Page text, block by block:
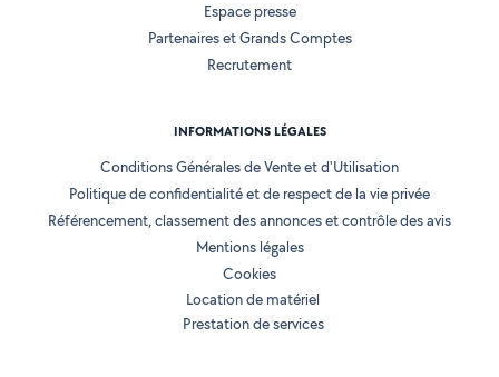
Espace presse
Partenaires et Grands Comptes
Recrutement
INFORMATIONS LÉGALES
Conditions Générales de Vente et d'Utilisation
Politique de confidentialité et de respect de la vie privée
Référencement, classement des annonces et contrôle des avis
Mentions légales
Cookies
Location de matériel
Prestation de services